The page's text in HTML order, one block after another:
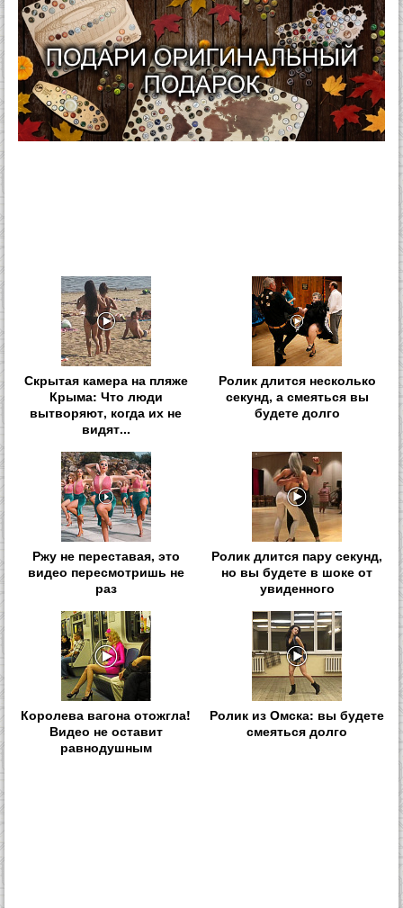
Скрытая камера на пляже
Крыма: Что люди
вытворяют, когда их не
видят...
Ролик длится несколько
секунд, а смеяться вы
будете долго
Ржу не переставая, это
видео пересмотришь не
раз
Ролик длится пару секунд,
но вы будете в шоке от
увиденного
Королева вагона отожгла!
Видео не оставит
равнодушным
Ролик из Омска: вы будете
смеяться долго